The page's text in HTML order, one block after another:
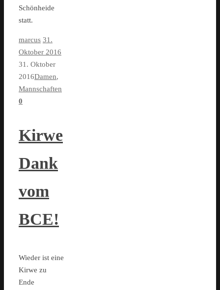
Schönheide
statt.
marcus 31.
Oktober 2016
31. Oktober
2016Damen,
Mannschaften
0
Kirwe
Dank
vom
BCE!
Wieder ist eine
Kirwe zu
Ende